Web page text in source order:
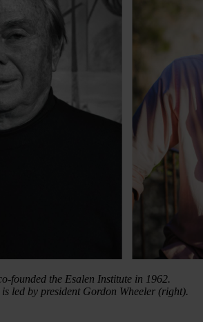
founded the Esalen Institute in 1962.
led by president Gordon Wheeler (right).